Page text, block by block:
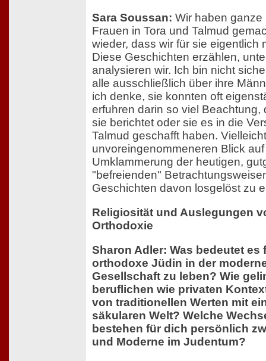
Sara Soussan: Wir haben
Frauen in Tora und Talmud
wieder, dass wir für sie eigentlich
Diese Geschichten erzählen,
analysieren wir. Ich bin nicht
alle ausschließlich über ihre
ich denke, sie konnten oft
erfuhren darin so viel Beachtung,
sie berichtet oder sie es in die
Talmud geschafft haben.
unvoreingenommeneren Blick
Umklammerung der heutigen,
"befreienden"
Geschichten davon losgelöst zu
Religiosität und Auslegungen
Orthodoxie
Sharon Adler: Was bedeutet es
orthodoxe Jüdin in der
Gesellschaft zu leben? Wie
beruflichen wie privaten
von traditionellen Werten mit
säkularen Welt? Welche
bestehen für dich persönlich
und Moderne im Judentum?